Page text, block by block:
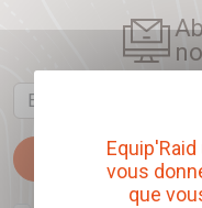
Email
vous
que